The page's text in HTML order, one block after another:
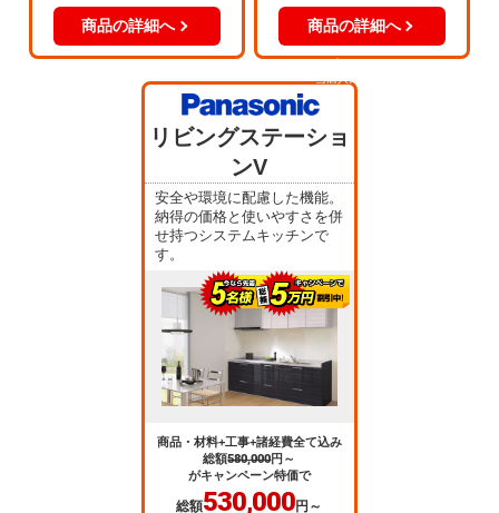
商品の詳細へ 商品の詳細へ
リビングステーショ
ンV
安全や環境に配慮した機能。
納得の価格と使いやすさを併
せ持つシステムキッチンで
す。
商品・材料+工事+諸経費全て込み
総額580,000円～
がキャンペーン特価で
総額530,000円～
当店人気